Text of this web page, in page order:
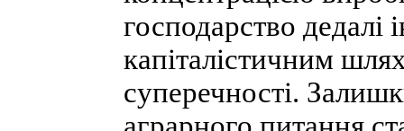
господарство дедалі
капіталістичним
суперечності.